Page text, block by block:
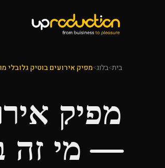
בית>בלוג>מפיק אירועים בוטיק גלובלי
מפיק
— מי זה